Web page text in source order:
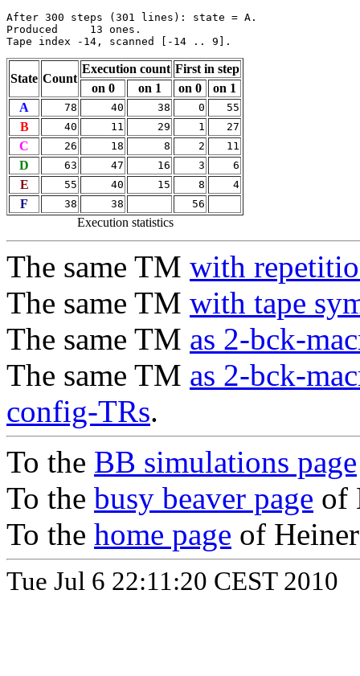
After 300 steps (301 lines): state = A.
Produced     13 ones.
State Count
Execution count First in step
on 0
on 1 on 0
on 1
A
78 40 38 0 55
B 40 11 29 1 27
C 26 18 8 2 11
D 63 47 16 3 6
E 55 40 15 8 4
F 38 38 56
Execution statistics
The same TM with
The same TM with tape
The same TM as 2-bck-
The same TM as 2-bck-
config-TRs.
To the BB simulations page
To the busy beaver page of
To the home page of
Tue Jul 6 22:11:20 CEST 2010